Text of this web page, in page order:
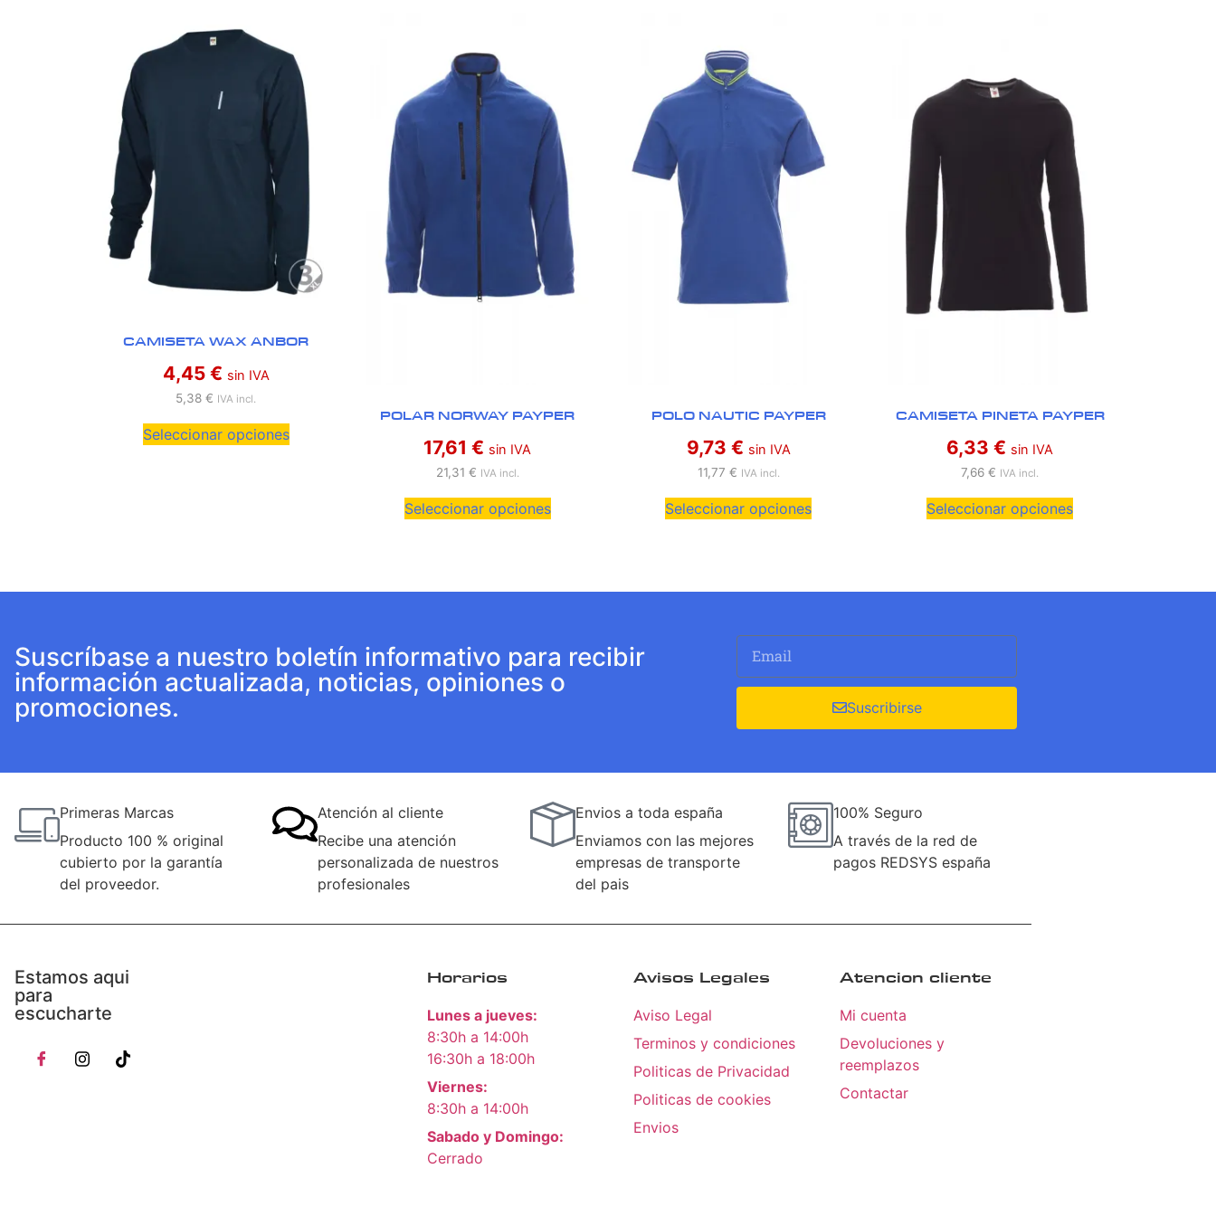
CAMISETA WAX ANBOR
4,45 € sin IVA
5,38€ IVA incl.
Seleccionar opciones
POLAR NORWAY PAYPER
17,61€ sin IVA
21,31 € IVA incl.
Seleccionar opciones
POLO NAUTIC PAYPER
9,73 € sin IVA
11,77 € IVA incl.
Seleccionar opciones
CAMISETA PINETA PAYPER
6,33€ sin IVA
7,66€ IVA incl.
Seleccionar opciones
Suscríbase a nuestro boletín informativo para recibir
información actualizada, noticias, opiniones o
promociones.
Suscribirse
Primeras Marcas
Producto 100 % original
cubierto por la garantía
del proveedor.
Atención al cliente
Recibe una atención
personalizada de nuestros
profesionales
Envios a toda españa
Enviamos con las mejores
empresas de transporte
del pais
100% Seguro
A través de la red de
pagos REDSYS españa
Estamos aqui
para
escucharte
Horarios
Lunes a jueves:
8:30h a 14:00h
16:30h a 18:00h
Viernes:
8:30h a 14:00h
Sabado y Domingo:
Cerrado
Avisos Legales
Aviso Legal
Terminos y condiciones
Politicas de Privacidad
Politicas de cookies
Envios
Atencion cliente
Mi cuenta
Devoluciones y
reemplazos
Contactar